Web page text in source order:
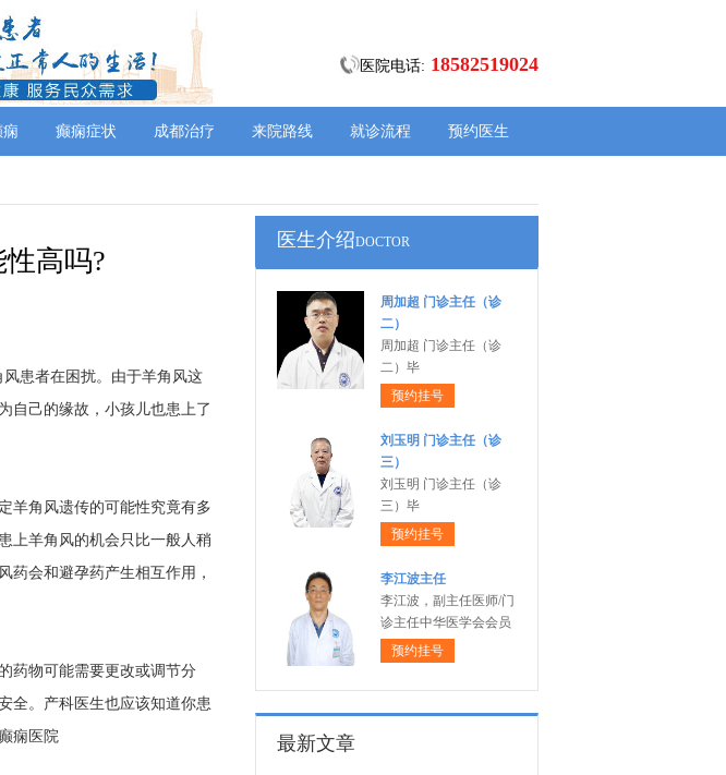
医院电话: 18582519024
癫痫症状 成都治疗 来院路线 就诊流程 预约医生
高吗?
患者在困扰。由于羊角风这
自己的缘故，小孩儿也患上了
羊角风遗传的可能性究竟有多
上羊角风的机会只比一般人稍
药会和避孕药产生相互作用，
药物可能需要更改或调节分
全。产科医生也应该知道你患
痫医院
医生介绍DOCTOR
周加超 门诊主任（诊
二）
周加超 门诊主任（诊
二）毕
预约挂号
刘玉明 门诊主任（诊
三）
刘玉明 门诊主任（诊
三）毕
预约挂号
李江波主任
李江波，副主任医师/门
诊主任中华医学会会员
预约挂号
最新文章